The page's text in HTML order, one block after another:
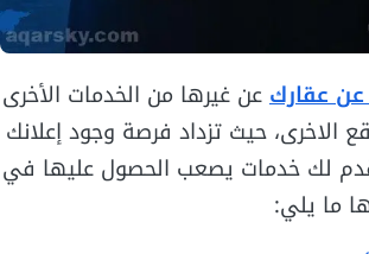
عن عقاركعن غيرها من الخدمات الأخرى
الاخرى، حيث تزداد فرصة وجود إعلانك
لك خدمات يصعب الحصول عليها في
ما يلي: